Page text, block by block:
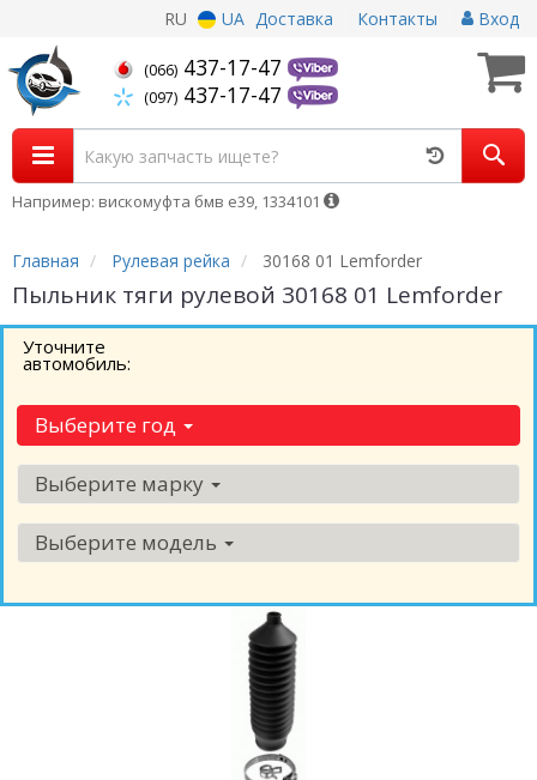
RU UA Доставка Контакты Вход
(066) 437-17-47
(097) 437-17-47
Например: вискомуфта бмв е39, 1334101
Главная Рулевая рейка 30168 01 Lemforder
Пыльник тяги рулевой 30168 01 Lemforder
Уточните
автомобиль:
Выберите год
Выберите марку
Выберите модель